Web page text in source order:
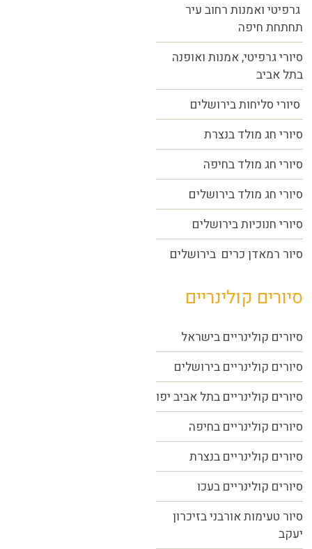
גרפיטי ואמנות רחוב עיר
תחתחת חיפה
סיורי גרפיטי, אמנות ואופנה
בתל אביב
סיורי סליחות בירושלים
סיורי חג מולד בנצרת
סיורי חג מולד בחיפה
סיורי חג מולד בירושלים
סיורי חנוכיות בירושלים
סיור רמאדן כרים בירושלים
סיורים קולינריים
סיורים קולינריים בישראל
סיורים קולינריים בירושלים
סיורים קולינריים בתל אביב יפו
סיורים קולינריים בחיפה
סיורים קולינריים בנצרת
סיורים קולינריים בעכו
סיור טעימות אורבני בזיכרון
יעקב